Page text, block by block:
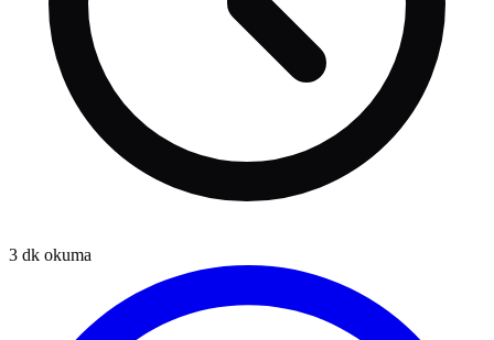
3 dk okuma